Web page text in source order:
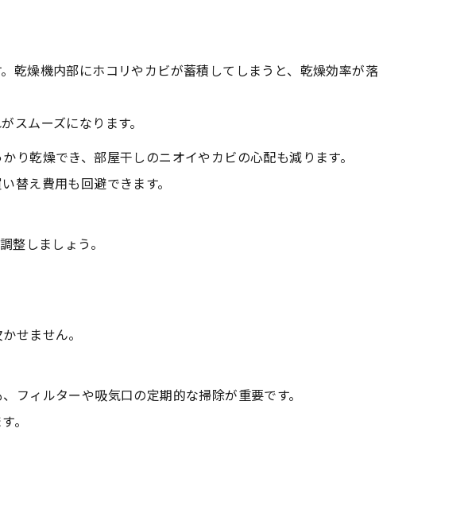
乾燥機内部にホコリやカビが蓄積してしまうと、乾燥効率が落
スムーズになります。
乾燥でき、部屋干しのニオイやカビの心配も減ります。
替え費用も回避できます。
整しましょう。
せません。
ィルターや吸気口の定期的な掃除が重要です。
。